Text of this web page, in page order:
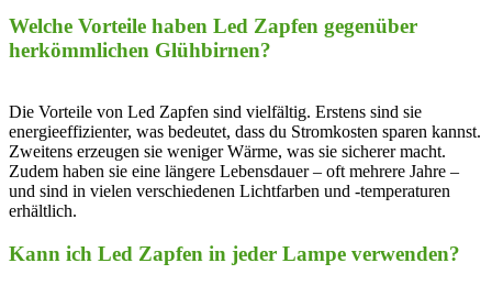
Welche Vorteile haben ⁤Led Zapfen gegenüber‌
herkömmlichen Glühbirnen?
Die Vorteile‍ von Led Zapfen sind ‍vielfältig. ⁣Erstens sind sie
energieeffizienter, was bedeutet,⁢ dass du ​Stromkosten sparen kannst.
Zweitens erzeugen⁣ sie weniger Wärme, ​was sie sicherer⁢ macht.
Zudem ​haben sie eine längere Lebensdauer – ​oft mehrere‌ Jahre –
und sind in vielen verschiedenen Lichtfarben und⁤ -temperaturen‌
erhältlich.
Kann ich Led ‍Zapfen in jeder Lampe verwenden?